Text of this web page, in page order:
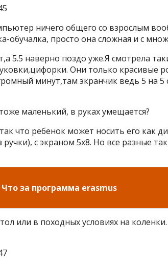
ничего общего со взрослым
обучалка, просто она сложная и с
5.5 наверно поздо уже.Я смотрела
Они только красивые
минут,там экранчик ведь 5 на 5
маленький, в руках умещается?
что ребенок может носить его как
ручки), с экраном 5х8. Но все разные
Что за программа erasmus
или в походных условиях на коленки.